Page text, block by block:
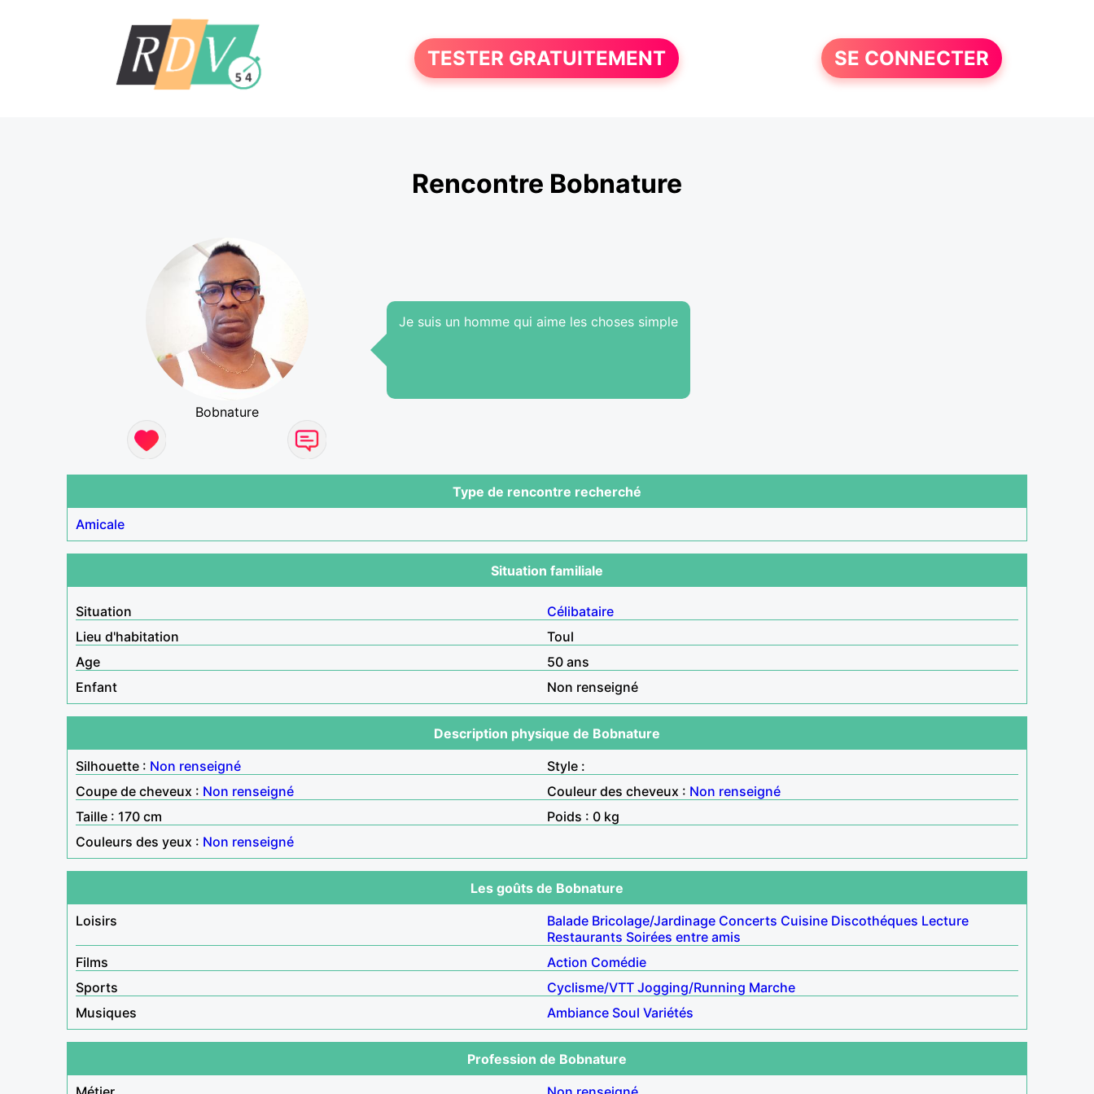
TESTER GRATUITEMENT SE CONNECTER
Rencontre Bobnature
Bobnature
Je suis un homme qui aime les choses simple
Type de rencontre recherché
Amicale
Situation familiale
Situation
Célibataire
Lieu d'habitation
Toul
Age
50 ans
Enfant
Non renseigné
Description physique de Bobnature
Silhouette : Non renseigné
Style :
Coupe de cheveux : Non renseigné Couleur des cheveux : Non renseigné
Taille : 170 cm
Poids : 0 kg
Couleurs des yeux : Non renseigné
Les goûts de Bobnature
Loisirs
Balade Bricolage/Jardinage Concerts Cuisine Discothéques Lecture
Restaurants Soirées entre amis
Films
Action Comédie
Sports
Cyclisme/VTT Jogging/Running Marche
Musiques
Ambiance Soul Variétés
Profession de Bobnature